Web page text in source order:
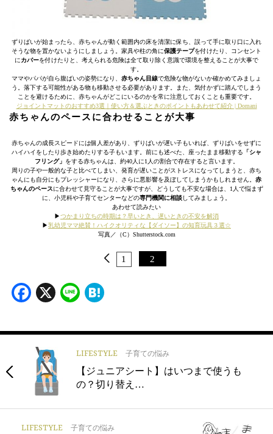
ずりばいが始まったら、赤ちゃんが動く範囲内の床を清潔に保ち、誤って手に取り口に入れ
そうな物を置かないようにしましょう。家具や柱の角に保護テープを付けたり、コンセント
にカバーを付けたりと、考えられる危険は全て取り除く意識で環境を整えることが大事で
す。
ママやパパが自ら腹ばいの姿勢になり、 赤ちゃん目線で危険な物がないか確かめてみましょ
う。落下する可能性がある物も移動させる必要があります。また、気付かずに踏んでしまう
ことを避けるために、赤ちゃんがどこにいるのかを常に注意しておくことも重要です。
ジョイントマットのおすすめ3選｜使い方＆選ぶときのポイントもあわせて紹介 | Domani
赤ちゃんのペースに合わせることが大事
赤ちゃんの成長スピードには個人差があり、ずりばいが遅い子もいれば、ずりばいをせずに
ハイハイをしたり歩き始めたりする子もいます。前にも述べた、座ったまま移動する 「シャ
フリング」 をする赤ちゃんは、約40人に1人の割合で存在すると言います。
周りの子や一般的な子と比べてしまい、発育が遅いことがストレスになってしまうと、赤ち
ゃんにも自分にもプレッシャーになり、さらに悪影響を及ぼしてしまうかもしれません。 赤
ちゃんのペースに合わせて見守ることが大事ですが、どうしても不安な場合は、1人で悩まず
に、小児科や子育てセンターなどの専門機関に相談してみましょう。
あわせて読みたい
▶︎つかまり立ちの時期は？早いとき、遅いときの不安を解消
▶︎乳幼児ママ絶賛！ハイクオリティな【ダイソー】の知育玩具３選☆
写真／（C）Shutterstock.com
1 2
Facebook
X Line
LIFESTYLE 子育ての悩み
【ジュニアシート】はいつまで使うも
の？切り替え…
LIFESTYLE 子育ての悩み